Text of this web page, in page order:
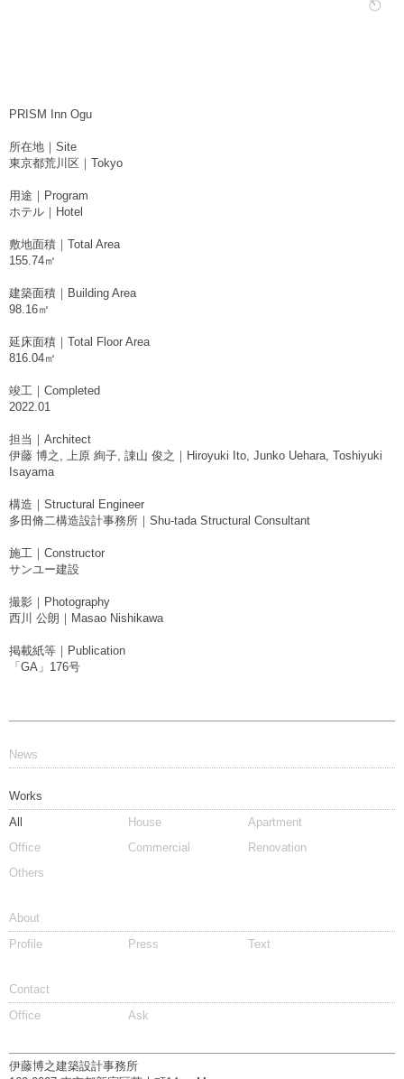
PRISM Inn Ogu
所在地｜Site
東京都荒川区｜Tokyo
用途｜Program
ホテル｜Hotel
敷地面積｜Total Area
155.74㎡
建築面積｜Building Area
98.16㎡
延床面積｜Total Floor Area
816.04㎡
竣工｜Completed
2022.01
担当｜Architect
伊藤 博之, 上原 絢子, 諌山 俊之｜Hiroyuki Ito, Junko Uehara, Toshiyuki
Isayama
構造｜Structural Engineer
多田脩二構造設計事務所｜Shu-tada Structural Consultant
施工｜Constructor
サンユー建設
撮影｜Photography
西川 公朗｜Masao Nishikawa
掲載紙等｜Publication
「GA」176号
News
Works
All
House
Apartment
Office
Commercial
Renovation
Others
About
Profile
Press Text
Contact
Office
Ask
伊藤博之建築設計事務所